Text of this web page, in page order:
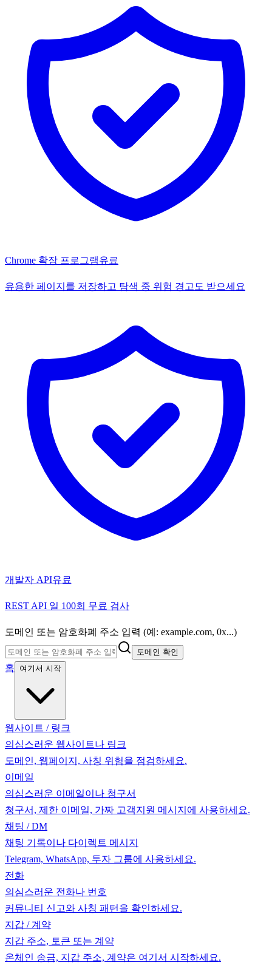
Chrome 확장 프로그램유료
유용한 페이지를 저장하고 탐색 중 위험 경고도 받으세요
개발자 API유료
REST API 일 100회 무료 검사
도메인 또는 암호화폐 주소 입력 (예: example.com, 0x...)
도메인 확인
홈 여기서 시작
웹사이트 / 링크
의심스러운 웹사이트나 링크
도메인, 웹페이지, 사칭 위험을 점검하세요.
이메일
의심스러운 이메일이나 청구서
청구서, 제한 이메일, 가짜 고객지원 메시지에 사용하세요.
채팅 / DM
채팅 기록이나 다이렉트 메시지
Telegram, WhatsApp, 투자 그룹에 사용하세요.
전화
의심스러운 전화나 번호
커뮤니티 신고와 사칭 패턴을 확인하세요.
지갑 / 계약
지갑 주소, 토큰 또는 계약
온체인 송금, 지갑 주소, 계약은 여기서 시작하세요.